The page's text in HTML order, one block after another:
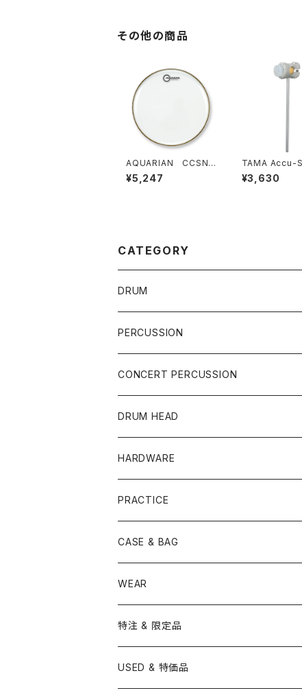
その他の商品
AQUARIAN CCSN1
4 Classic Clear Sn
are Side 14インチ
¥5,247
TAMA Accu-
Cobra Beater
0AS
¥3,630
CATEGORY
DRUM
DRUM SET
YAMAHA
PEARL
SNARE
TAMA
PEARL
LUDWIG
GRETSCH
CYMBAL
ZILDJIAN
SABIAN
ISTANBUL MEHMET
ACCESSORY
MUTE
BEATER
STICK
DRUM STICK
MARCHING STICK
ELECTRICK DRUM
PERCUSSION
CAJON
CONGA
BONGO
TABLA BONGO
DJEMBE
DARBUKA
PANDEIRO
TAMBORIM
HAND PAN
CONCERT PERCUSSION
CONCERT SNARE
CONCERT CYMBAL
PAIR CYMBAL
SUSPENDED CYMBAL
小物楽器
TAMBORIN
TRAIANGLE
STICK
MALLET
MARIMBA
VIBRAPHONE
楽譜
打楽器ソロ
GONG
DRUM HEAD
SNARE HEAD
REMO
EVANS
TOM HEAD
6" HEAD
8" HEAD
BASS DRUM HEAD
18" HEAD
20" HEAD
OTHER HEAD
HARDWARE
Cymbal Stands
Boom Stand
Straight Stand
Snare Stands
Hi-Hat Stands
Drum Pedals
Single Pedal
Hadware Kits
PRACTICE
CYMBAL
PAD
BOOK ＆ MOVIE
Rhythm & Drums magazine
CASE & BAG
STICK BAG
Link of Happiness
CYMBAL CASE
PERCUSSION CASE
WEAR
BURR FINE COFFEE
HI-HAT
特注 & 限定品
ZIldjian 選定シンバル
USED & 特価品